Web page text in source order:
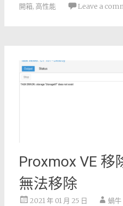
開箱, 高性能 Leave a
Proxmox VE 移
無法移除
2021 年 01 月 25 日 蝸牛